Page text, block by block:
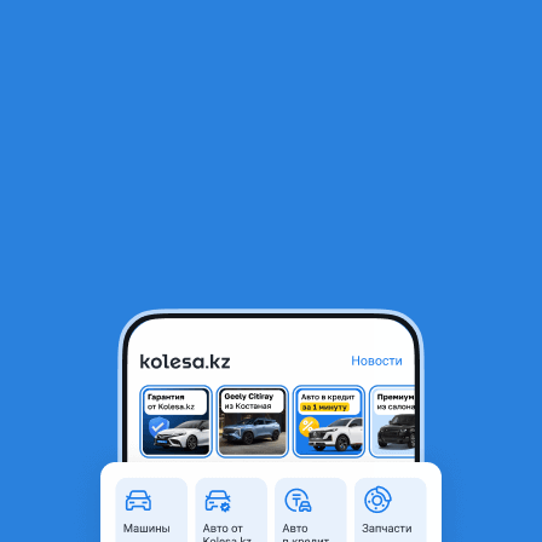
Ремкомплект компрессора пневмоподвески для Мерседес,
Mercedes W-220 S класс
35 000 ₸